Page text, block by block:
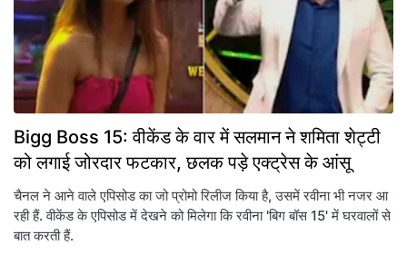
Bigg Boss 15: वीकेंड के वार में सलमान ने शमिता शेट्टी
को लगाई जोरदार फटकार, छलक पड़े एक्ट्रेस के आंसू
चैनल ने आने वाले एपिसोड का जो प्रोमो रिलीज किया है, उसमें रवीना भी नजर आ
रही हैं. वीकेंड के एपिसोड में देखने को मिलेगा कि रवीना 'बिग बॉस 15' में घरवालों से
बात करती हैं.